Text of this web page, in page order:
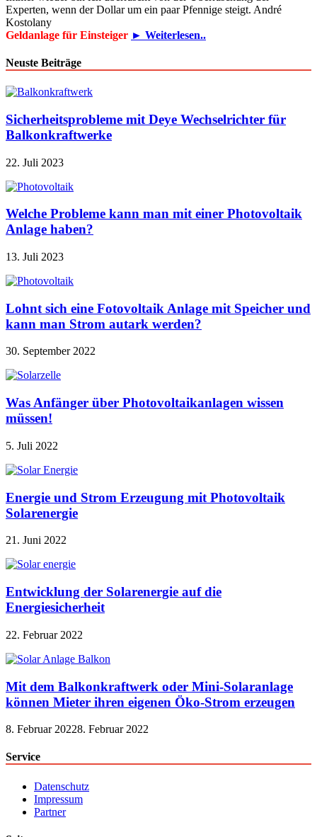
Experten, wenn der Dollar um ein paar Pfennige steigt. André
Kostolany
Geldanlage für Einsteiger ► Weiterlesen..
Neuste Beiträge
Sicherheitsprobleme mit Deye Wechselrichter für
Balkonkraftwerke
22. Juli 2023
Welche Probleme kann man mit einer Photovoltaik
Anlage haben?
13. Juli 2023
Lohnt sich eine Fotovoltaik Anlage mit Speicher und
kann man Strom autark werden?
30. September 2022
Was Anfänger über Photovoltaikanlagen wissen
müssen!
5. Juli 2022
Energie und Strom Erzeugung mit Photovoltaik
Solarenergie
21. Juni 2022
Entwicklung der Solarenergie auf die
Energiesicherheit
22. Februar 2022
Mit dem Balkonkraftwerk oder Mini-Solaranlage
können Mieter ihren eigenen Öko-Strom erzeugen
8. Februar 20228. Februar 2022
Service
Datenschutz
Impressum
Partner